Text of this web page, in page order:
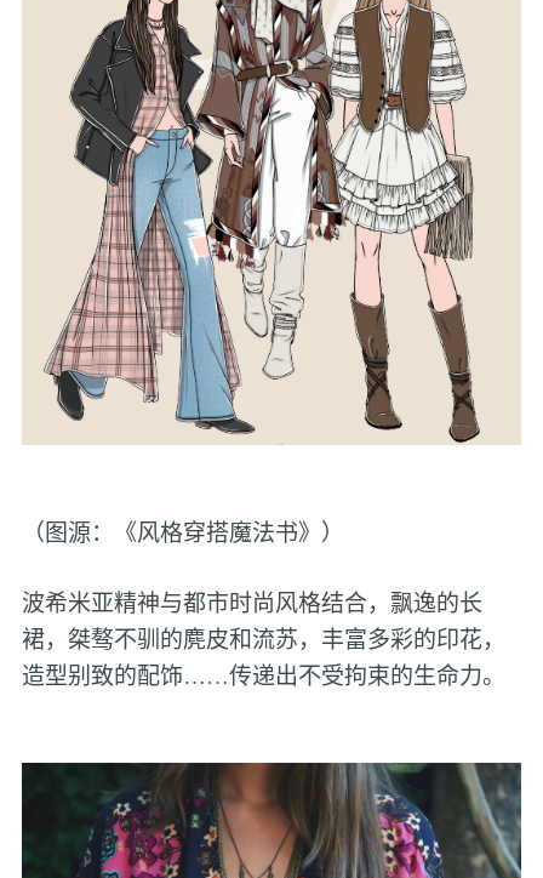
（图源：《风格穿搭魔法书》）
波希米亚精神与都市时尚风格结合，飘逸的长
裙，桀骜不驯的麂皮和流苏，丰富多彩的印花，
造型别致的配饰……传递出不受拘束的生命力。